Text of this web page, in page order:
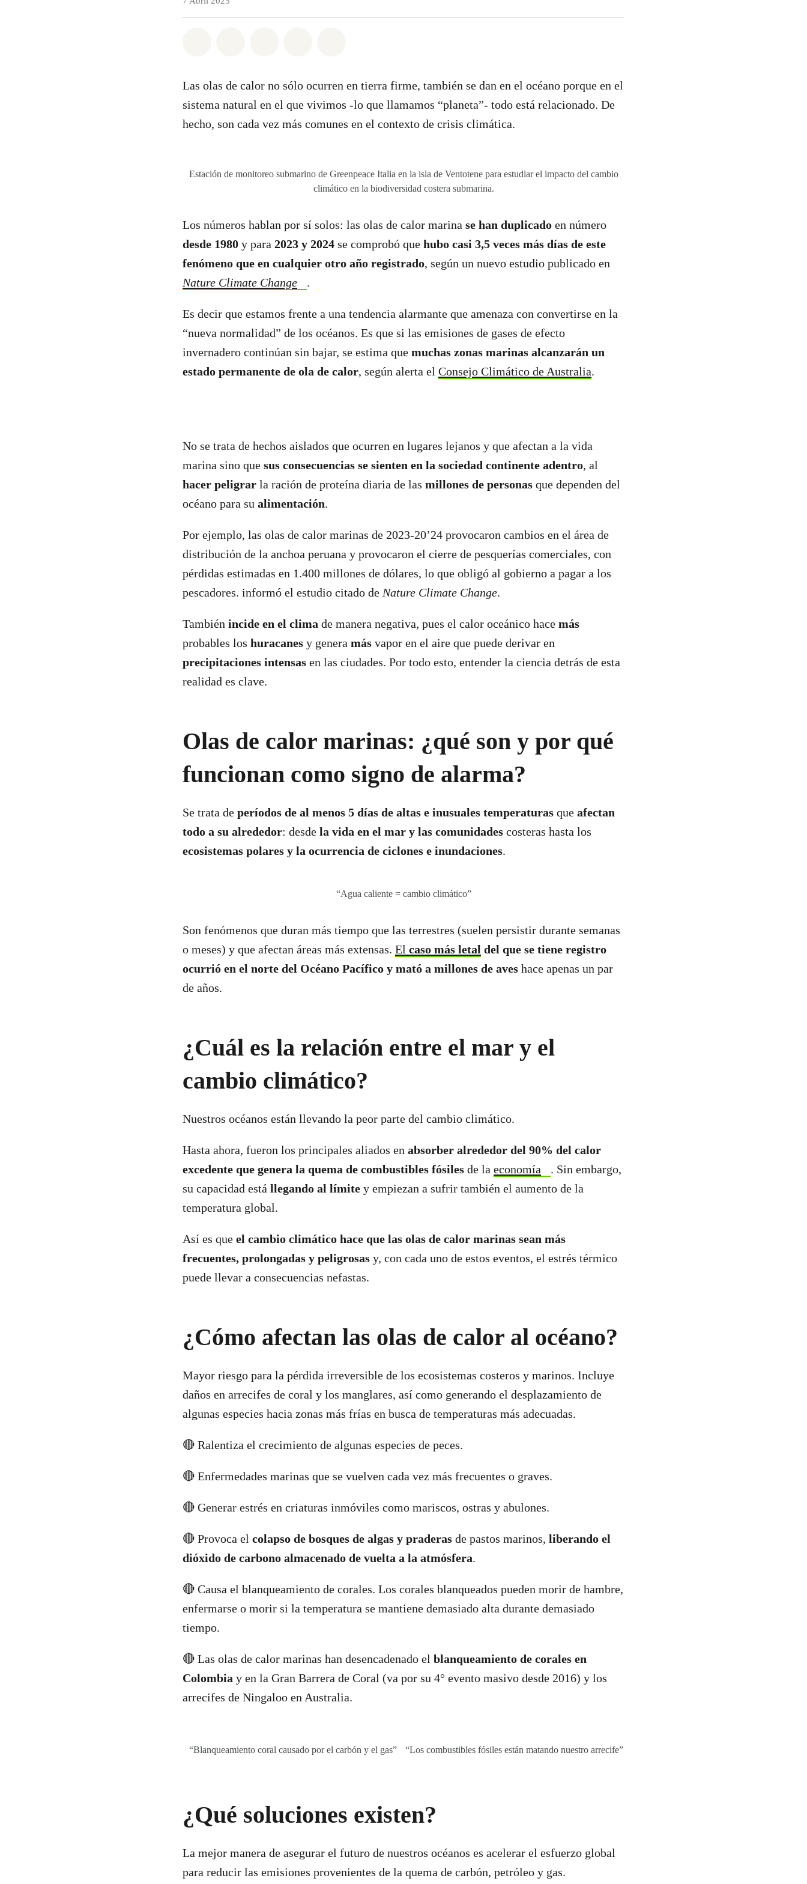
Las olas de calor no sólo ocurren en tierra firme, también se dan en el océano porque en el
sistema natural en el que vivimos -lo que llamamos “planeta”- todo está relacionado. De
hecho, son cada vez más comunes en el contexto de crisis climática.
Estación de monitoreo submarino de Greenpeace Italia en la isla de Ventotene para estudiar el impacto del cambio
climático en la biodiversidad costera submarina.
Los números hablan por sí solos: las olas de calor marina se han duplicado en número
desde 1980 y para 2023 y 2024 se comprobó que hubo casi 3,5 veces más días de este
fenómeno que en cualquier otro año registrado, según un nuevo estudio publicado en
Nature Climate Change
.
Es decir que estamos frente a una tendencia alarmante que amenaza con convertirse en la
“nueva normalidad” de los océanos. Es que si las emisiones de gases de efecto
invernadero continúan sin bajar, se estima que muchas zonas marinas alcanzarán un
estado permanente de ola de calor, según alerta el Consejo Climático de Australia.
No se trata de hechos aislados que ocurren en lugares lejanos y que afectan a la vida
marina sino que sus consecuencias se sienten en la sociedad continente adentro, al
hacer peligrar la ración de proteína diaria de las millones de personas que dependen del
océano para su alimentación.
Por ejemplo, las olas de calor marinas de 2023-20’24 provocaron cambios en el área de
distribución de la anchoa peruana y provocaron el cierre de pesquerías comerciales, con
pérdidas estimadas en 1.400 millones de dólares, lo que obligó al gobierno a pagar a los
pescadores. informó el estudio citado de Nature Climate Change.
También incide en el clima de manera negativa, pues el calor oceánico hace más
probables los huracanes y genera más vapor en el aire que puede derivar en
precipitaciones intensas en las ciudades. Por todo esto, entender la ciencia detrás de esta
realidad es clave.
Olas de calor marinas: ¿qué son y por qué
funcionan como signo de alarma?
Se trata de períodos de al menos 5 días de altas e inusuales temperaturas que afectan
todo a su alrededor: desde la vida en el mar y las comunidades costeras hasta los
ecosistemas polares y la ocurrencia de ciclones e inundaciones.
“Agua caliente = cambio climático”
Son fenómenos que duran más tiempo que las terrestres (suelen persistir durante semanas
o meses) y que afectan áreas más extensas. El caso más letal del que se tiene registro
ocurrió en el norte del Océano Pacífico y mató a millones de aves hace apenas un par
de años.
¿Cuál es la relación entre el mar y el
cambio climático?
Nuestros océanos están llevando la peor parte del cambio climático.
Hasta ahora, fueron los principales aliados en absorber alrededor del 90% del calor
excedente que genera la quema de combustibles fósiles de la economía
. Sin embargo,
su capacidad está llegando al límite y empiezan a sufrir también el aumento de la
temperatura global.
Así es que el cambio climático hace que las olas de calor marinas sean más
frecuentes, prolongadas y peligrosas y, con cada uno de estos eventos, el estrés térmico
puede llevar a consecuencias nefastas.
¿Cómo afectan las olas de calor al océano?
Mayor riesgo para la pérdida irreversible de los ecosistemas costeros y marinos. Incluye
daños en arrecifes de coral y los manglares, así como generando el desplazamiento de
algunas especies hacia zonas más frías en busca de temperaturas más adecuadas.
🔴 Ralentiza el crecimiento de algunas especies de peces.
🔴 Enfermedades marinas que se vuelven cada vez más frecuentes o graves.
🔴 Generar estrés en criaturas inmóviles como mariscos, ostras y abulones.
🔴 Provoca el colapso de bosques de algas y praderas de pastos marinos, liberando el
dióxido de carbono almacenado de vuelta a la atmósfera.
🔴 Causa el blanqueamiento de corales. Los corales blanqueados pueden morir de hambre,
enfermarse o morir si la temperatura se mantiene demasiado alta durante demasiado
tiempo.
🔴 Las olas de calor marinas han desencadenado el blanqueamiento de corales en
Colombia y en la Gran Barrera de Coral (va por su 4° evento masivo desde 2016) y los
arrecifes de Ningaloo en Australia.
“Blanqueamiento coral causado por el carbón y el gas” “Los combustibles fósiles están matando nuestro arrecife”
¿Qué soluciones existen?
La mejor manera de asegurar el futuro de nuestros océanos es acelerar el esfuerzo global
para reducir las emisiones provenientes de la quema de carbón, petróleo y gas.